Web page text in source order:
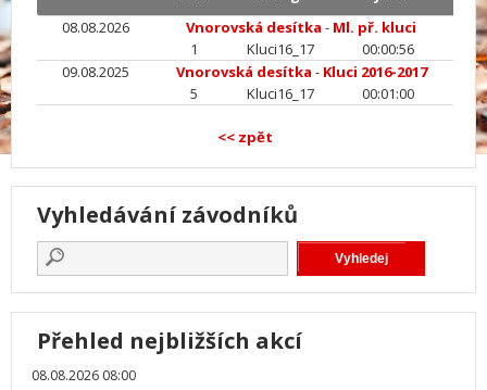
08.08.2026
Vnorovská desítka - Ml. př. kluci
1
Kluci16_17
00:00:56
09.08.2025
Vnorovská desítka - Kluci 2016-2017
5
Kluci16_17 00:01:00
<< zpět
Vyhledávání závodníků
Přehled nejbližších akcí
08.08.2026 08:00